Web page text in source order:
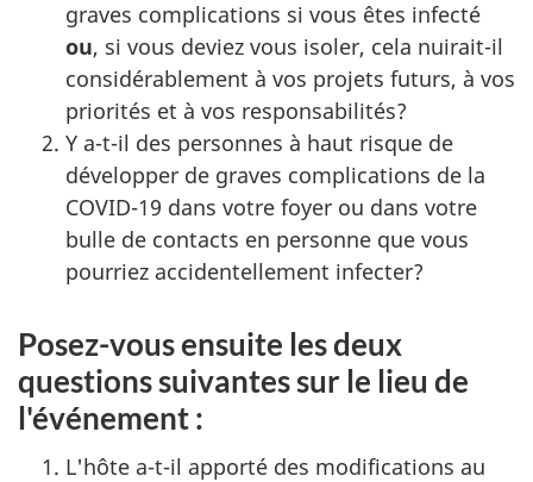
graves complications si vous êtes infecté
ou, si vous deviez vous isoler, cela nuirait-il
considérablement à vos projets futurs, à vos
priorités et à vos responsabilités?
Y a-t-il des personnes à haut risque de
développer de graves complications de la
COVID-19 dans votre foyer ou dans votre
bulle de contacts en personne que vous
pourriez accidentellement infecter?
Posez-vous ensuite les deux
questions suivantes sur le lieu de
l'événement :
L'hôte a-t-il apporté des modifications au